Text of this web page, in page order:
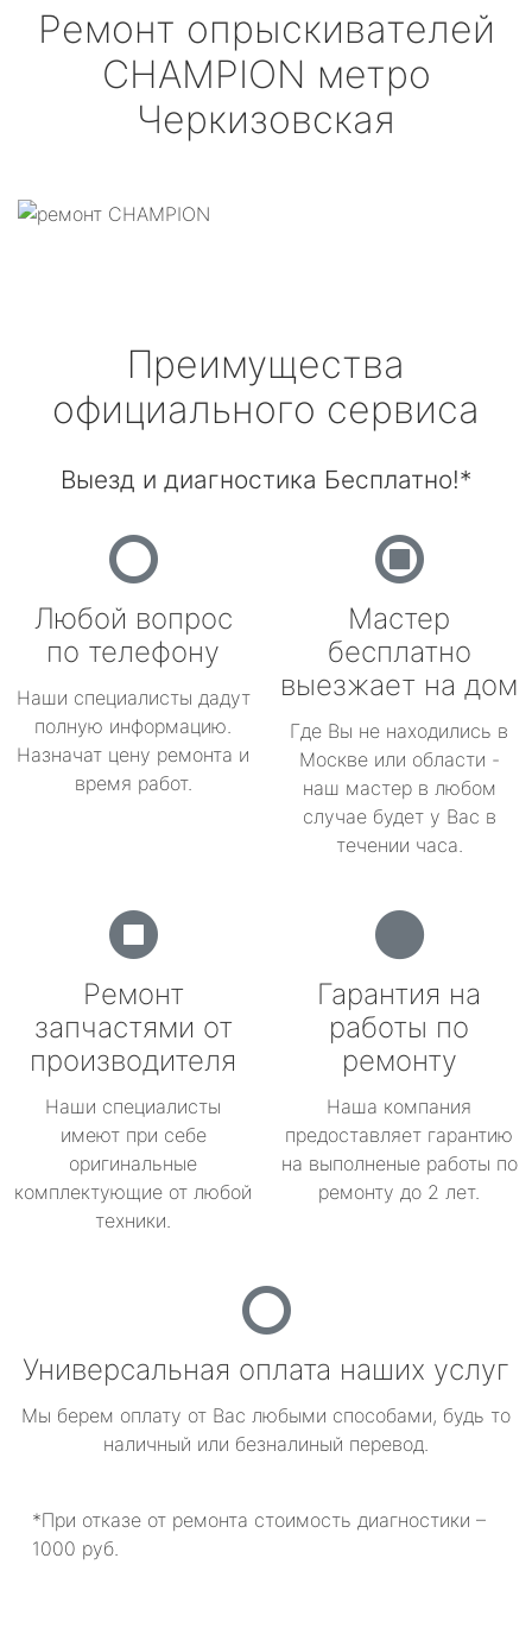
Ремонт опрыскивателей
CHAMPION метро
Черкизовская
Преимущества
официального сервиса
Выезд и диагностика Бесплатно!*
Любой вопрос
по телефону
Наши специалисты дадут
полную информацию.
Назначат цену ремонта и
время работ.
Мастер
бесплатно
выезжает на дом
Где Вы не находились в
Москве или области -
наш мастер в любом
случае будет у Вас в
течении часа.
Ремонт
запчастями от
производителя
Наши специалисты
имеют при себе
оригинальные
комплектующие от любой
техники.
Гарантия на
работы по
ремонту
Наша компания
предоставляет гарантию
на выполненые работы по
ремонту до 2 лет.
Универсальная оплата наших услуг
Мы берем оплату от Вас любыми способами, будь то
наличный или безналиный перевод.
*При отказе от ремонта стоимость диагностики –
1000 руб.